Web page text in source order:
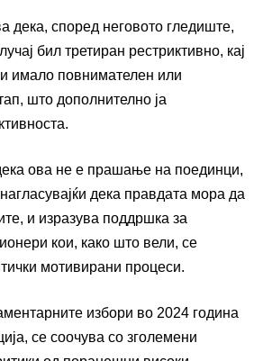
дека, според неговото гледиште,
бил третиран рестриктивно, кај
имало повнимателен или
што дополнително ја
ова не е прашање на поединци,
дека правдата мора да
и изразува поддршка за
кои, како што вели, се
мотивирани процеси.
избори во 2024 година
се соочува со зголемени